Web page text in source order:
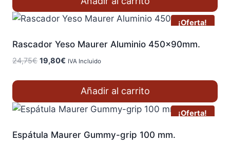
5,06€.4,05€.
¡Oferta!
Rascador Yeso Maurer Aluminio 450x90mm.
24,75€ El
24,75€.
19,80€ El
19,80€.
IVA Incluido
Añadir al carrito
¡Oferta!
Espátula Maurer Gummy-grip 100 mm.